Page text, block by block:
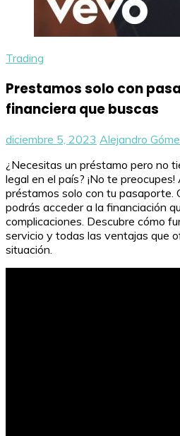
Trading
Prestamos solo con
financiera que buscas
diciembre 5, 2023 Alejandro
¿Necesitas un préstamo pero no
legal en el país? ¡No te
préstamos solo con tu pasaporte.
podrás acceder a la financiación
complicaciones. Descubre cómo
servicio y todas las ventajas que
situación.